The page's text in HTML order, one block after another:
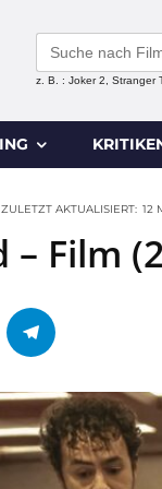
Search
for:
z. B. : Joker 2, Stranger
ZULETZT AKTUALISIERT: 12
Film